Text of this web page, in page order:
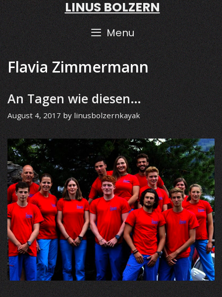
Skip
to
content
LINUS BOLZERN
Menu
Flavia Zimmermann
An Tagen wie diesen…
August 4, 2017 bylinusbolzernkayak